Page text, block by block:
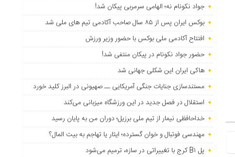
جواد نکونام نه؛ الهامی سرمربی پیکان شد!
بوکس ایران پس از ۸۵ سال صاحب آکادمی تیم های ملی شد
افتتاح آکادمی ملی بوکس با حضور وزیر ورزش
حضور جواد نکونام در پیکان منتفی شد!
هاکی ایران این شکلی جهانی شد
مستندسازی جنایات جنگی آمریکایی ــ صهیونی در البرز کلید خورد
استقلال در فصل جدید در این ورزشگاه میزبانی می‌کند
خداحافظی نیمار از تیم ملی برزیل؛ دوران من به پایان رسید
مهندسی فوتبال و خوان گسترده؛ ایثار یا تهاجم به بیت المال؟
پل B۱ کرج با تغییراتی در سازه، ترمیم می‌شود